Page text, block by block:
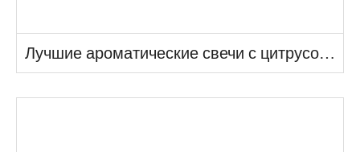
Лучшие ароматические свечи с цитрусовыми